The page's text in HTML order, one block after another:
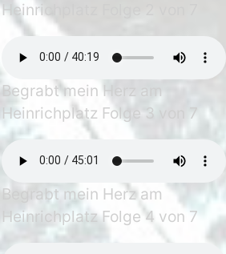
Heinrichplatz Folge 2 von 7
Begrabt mein Herz am
Heinrichplatz Folge 3 von 7
Begrabt mein Herz am
Heinrichplatz Folge 4 von 7